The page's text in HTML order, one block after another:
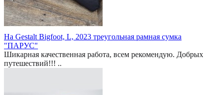
На Gestalt Bigfoot, L, 2023 треугольная рамная сумка
"ПАРУС"
Шикарная качественная работа, всем рекомендую. Добрых
путешествий!!! ..